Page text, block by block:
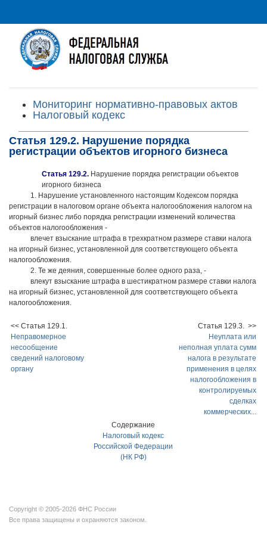
Мониторинг нормативно-правовых актов
Налоговый кодекс
Статья 129.2. Нарушение порядка
регистрации объектов игорного бизнеса
Статья 129.2. Нарушение порядка регистрации объектов
игорного бизнеса
1. Нарушение установленного настоящим Кодексом порядка
регистрации в налоговом органе объекта налогообложения налогом на
игорный бизнес либо порядка регистрации изменений количества
объектов налогообложения -
влечет взыскание штрафа в трехкратном размере ставки налога
на игорный бизнес, установленной для соответствующего объекта
налогообложения.
2. Те же деяния, совершенные более одного раза, -
влекут взыскание штрафа в шестикратном размере ставки налога
на игорный бизнес, установленной для соответствующего объекта
налогообложения.
<< Статья 129.1.
Неправомерное
несообщение
сведений налоговому
органу
Статья 129.3. >>
Неуплата или
неполная уплата сумм
налога в результате
применения в целях
налогообложения в
контролируемых
сделках
коммерческих...
Содержание
Налоговый кодекс
Российской Федерации
(НК РФ)
Copyright © 2005-2026 ФНС России
Все права защищены и охраняются законом.